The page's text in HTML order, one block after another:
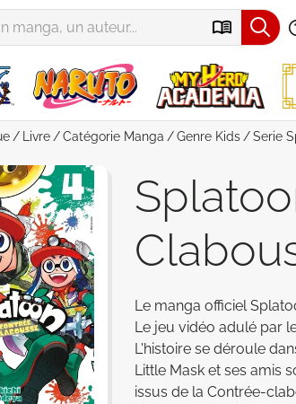
Livre Catégorie Manga Genre Kids Serie
Le manga officiel
Le jeu vidéo adulé par
L'histoire se déroule
Little Mask et ses amis
issus de la Contrée-